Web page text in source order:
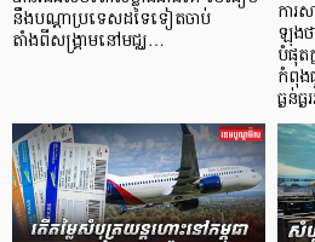
នឹងបណ្តាប្រទេសដទៃទៀតចាប់
តាំងពីសង្គ្រាមនៅមជ្ឈ…
ការ
ឡុងថ
បំផុត
កំពុង
ធ្ងន់ធ្